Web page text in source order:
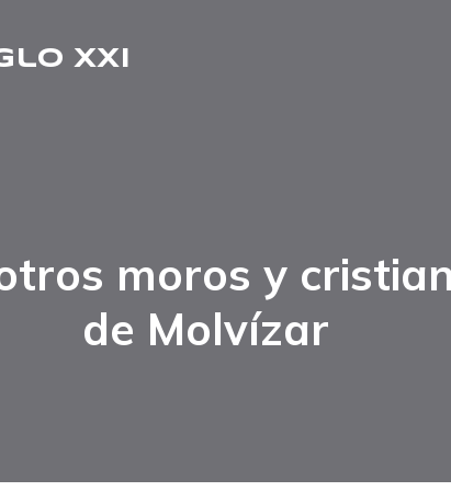
XXI
moros y
de Molvízar